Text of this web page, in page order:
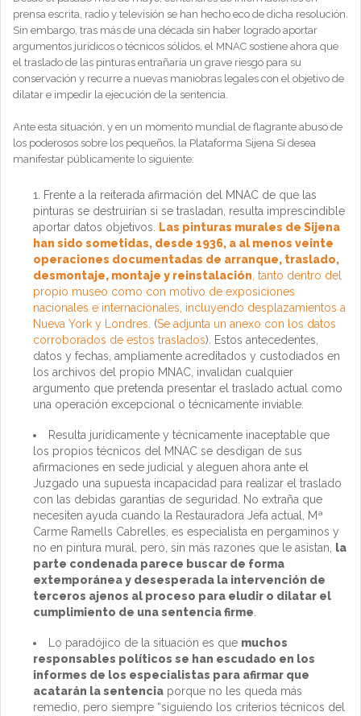
prensa escrita, radio y televisión se han hecho eco de dicha resolución.
Sin embargo, tras más de una década sin haber logrado aportar
argumentos jurídicos o técnicos sólidos, el MNAC sostiene ahora que
el traslado de las pinturas entrañaría un grave riesgo para su
conservación y recurre a nuevas maniobras legales con el objetivo de
dilatar e impedir la ejecución de la sentencia.
Ante esta situación, y en un momento mundial de flagrante abuso de
los poderosos sobre los pequeños, la Plataforma Sijena Sí desea
manifestar públicamente lo siguiente:
Frente a la reiterada afirmación del MNAC de que las
pinturas se destruirían si se trasladan, resulta imprescindible
aportar datos objetivos. Las pinturas murales de Sijena
han sido sometidas, desde 1936, a al menos veinte
operaciones documentadas de arranque, traslado,
desmontaje, montaje y reinstalación, tanto dentro del
propio museo como con motivo de exposiciones
nacionales e internacionales, incluyendo desplazamientos a
Nueva York y Londres. (Se adjunta un anexo con los datos
corroborados de estos traslados). Estos antecedentes,
datos y fechas, ampliamente acreditados y custodiados en
los archivos del propio MNAC, invalidan cualquier
argumento que pretenda presentar el traslado actual como
una operación excepcional o técnicamente inviable.
Resulta jurídicamente y técnicamente inaceptable que
los propios técnicos del MNAC se desdigan de sus
afirmaciones en sede judicial y aleguen ahora ante el
Juzgado una supuesta incapacidad para realizar el traslado
con las debidas garantías de seguridad. No extraña que
necesiten ayuda cuando la Restauradora Jefa actual, Mª
Carme Ramells Cabrelles, es especialista en pergaminos y
no en pintura mural, pero, sin más razones que le asistan, la
parte condenada parece buscar de forma
extemporánea y desesperada la intervención de
terceros ajenos al proceso para eludir o dilatar el
cumplimiento de una sentencia firme.
Lo paradójico de la situación es que muchos
responsables políticos se han escudado en los
informes de los especialistas para afirmar que
acatarán la sentencia porque no les queda más
remedio, pero siempre “siguiendo los criterios técnicos del